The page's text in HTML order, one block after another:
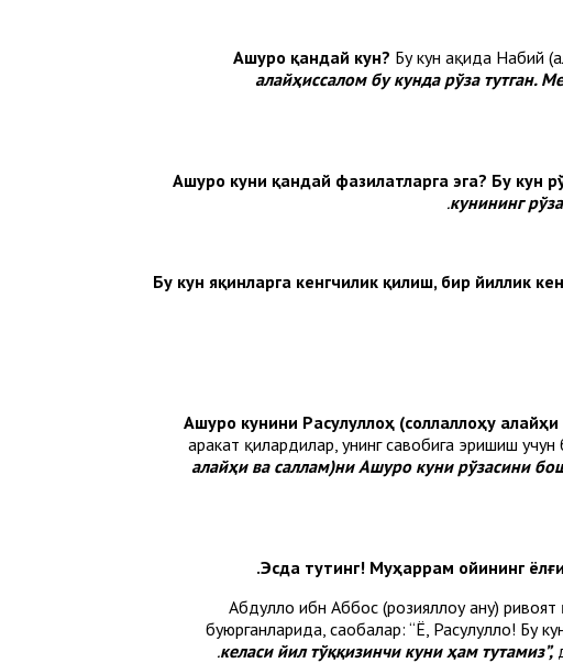
Ашуро қандай кун? Бу кун ҳақида Набий
алайҳиссалом бу кунда рўза тутган.
Ашуро куни қандай фазилатларга эга? Бу кун
кунининг
Бу кун яқинларга кенгчилик қилиш, бир йиллик
Ашуро кунини Расулуллоҳ (соллаллоҳу
ҳаракат қилардилар, унинг савобига эришиш
алайҳи ва саллам)ни Ашуро куни рўзасини
Эсда тутинг! Муҳаррам ойининг
Абдуллоҳ ибн Аббос (розияллоҳу анҳу)
буюрганларида, саҳобалар: “Ё, Расулуллоҳ! Бу
келаси йил тўққизинчи куни ҳам тутамиз”,